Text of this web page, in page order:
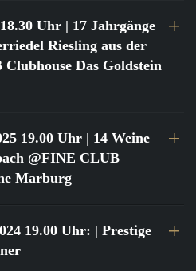
Uhr | 17 Jahrgänge
Riesling aus der
Das Goldstein
19.00 Uhr | 14 Weine
@FINE CLUB
Marburg
19.00 Uhr: | Prestige